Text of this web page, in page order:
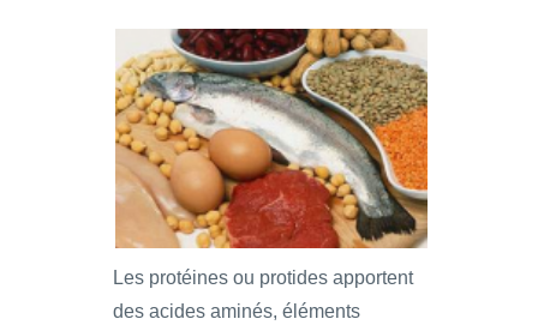
Les protéines ou protides apportent
des acides aminés, éléments